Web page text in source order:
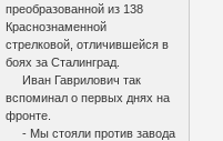
преобразованной из 138
Краснознаменной
стрелковой, отличившейся в
боях за Сталинград.
Иван Гаврилович так
вспоминал о первых днях на
фронте.
- Мы стояли против завода